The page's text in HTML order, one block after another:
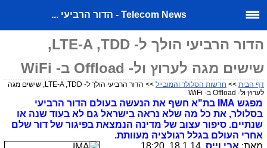
Telecom News - הדור הרביעי ...
הדור הרביעי הולך ל- LTE-A ,TDD,
שישים מגה לערוץ ול- Offload ב- WiFi
דף הבית >> חדשות הסלולר והמובייל
>> הדור הרביעי הולך ל- LTE-A ,TDD, שישים מגה
לערוץ ול- Offload ב- WiFi
מפגש IMA בת"א חשף את הנעשה בעולם הדור הרביעי
בסלולר, את כל מה שלא נראה בישראל גם לא בעוד שנה או
שנתיים. סיפור עצוב של מדינה הנמצאת בפיגור של דור שלם
אחרי העולם בגלל רגולציה מעוותת.
מאת: אבי וייס, 18.1.14, 18:20